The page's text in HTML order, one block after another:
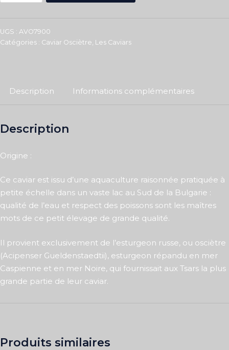
UGS : AVO7900
Catégories : Caviar Osciètre, Les Caviars
Description Informations complémentaires
Description
Origine :
Ce caviar est issu d’une aquaculture raisonnée pratiquée à
petite échelle dans un vaste lac au Sud de la Bulgarie :
qualité de l’eau et respect des poissons sont les maîtres
mots de ce petit élevage de grande qualité.
Il provient exclusivement de l’esturgeon russe, ou osciètre
(Acipenser Gueldenstaedtii), esturgeon répandu en mer
Caspienne et en mer Noire, qui fournissait aux Tsars la plus
grande partie de leur caviar.
Produits similaires